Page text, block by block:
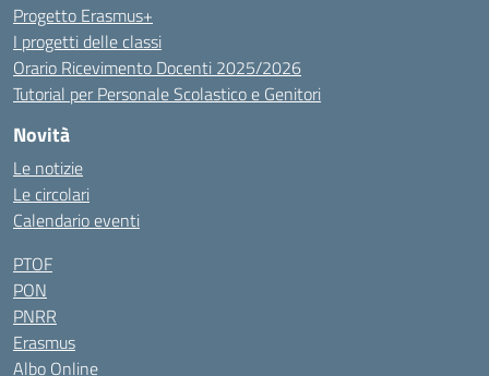
Progetto Erasmus+
I progetti delle classi
Orario Ricevimento Docenti 2025/2026
Tutorial per Personale Scolastico e Genitori
Novità
Le notizie
Le circolari
Calendario eventi
PTOF
PON
PNRR
Erasmus
Albo Online